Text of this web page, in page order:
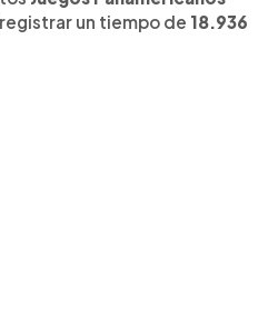
registrar un tiempo de 18.936